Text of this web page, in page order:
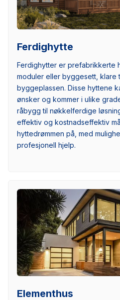
Ferdighytte
Ferdighytter er prefabrikkerte
moduler eller byggesett, klare
byggeplassen. Disse hyttene
ønsker og kommer i ulike
råbygg til nøkkelferdige
effektiv og kostnadseffektiv
hyttedrømmen på, med
profesjonell hjelp.
Elementhus